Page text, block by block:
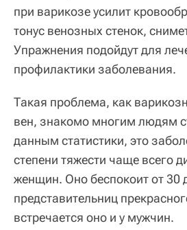
при варикозе усилит
тонус венозных стенок,
Упражнения подойдут для
профилактики заболевания.
Такая проблема, как
вен, знакомо многим людям
данным статистики, это
степени тяжести чаще всего
женщин. Оно беспокоит от 30
представительниц
встречается оно и у мужчин.